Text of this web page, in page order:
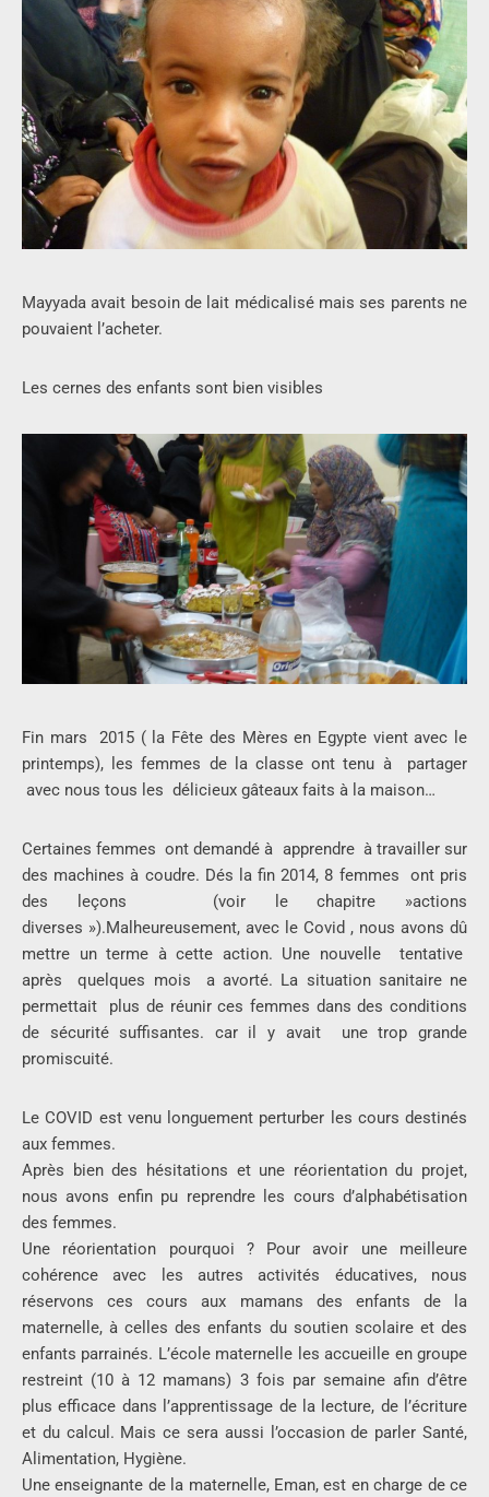
Mayyada avait besoin de lait médicalisé mais ses parents ne
pouvaient l’acheter.
Les cernes des enfants sont bien visibles
Fin mars 2015 ( la Fête des Mères en Egypte vient avec le
printemps), les femmes de la classe ont tenu à partager
avec nous tous les délicieux gâteaux faits à la maison…
Certaines femmes ont demandé à apprendre à travailler sur
des machines à coudre. Dés la fin 2014, 8 femmes ont pris
des leçons (voir le chapitre »actions
diverses »).Malheureusement, avec le Covid , nous avons dû
mettre un terme à cette action. Une nouvelle tentative
après quelques mois a avorté. La situation sanitaire ne
permettait plus de réunir ces femmes dans des conditions
de sécurité suffisantes. car il y avait une trop grande
promiscuité.
Le COVID est venu longuement perturber les cours destinés
aux femmes.
Après bien des hésitations et une réorientation du projet,
nous avons enfin pu reprendre les cours d’alphabétisation
des femmes.
Une réorientation pourquoi ? Pour avoir une meilleure
cohérence avec les autres activités éducatives, nous
réservons ces cours aux mamans des enfants de la
maternelle, à celles des enfants du soutien scolaire et des
enfants parrainés. L’école maternelle les accueille en groupe
restreint (10 à 12 mamans) 3 fois par semaine afin d’être
plus efficace dans l’apprentissage de la lecture, de l’écriture
et du calcul. Mais ce sera aussi l’occasion de parler Santé,
Alimentation, Hygiène.
Une enseignante de la maternelle, Eman, est en charge de ce